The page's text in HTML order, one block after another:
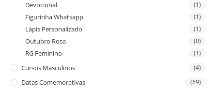
Devocional (1)
Figurinha Whatsapp (1)
Lápis Personalizado (1)
Outubro Rosa (0)
RG Feminino (1)
Cursos Masculinos (4)
Datas Comemorativas (69)